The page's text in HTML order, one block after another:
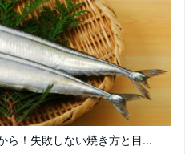
ら！失敗しない焼き方と目...